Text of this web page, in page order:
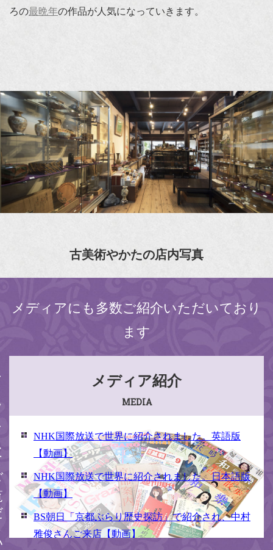
ろの最晩年の作品が人気になっていきます。
古美術やかたの店内写真
メディアにも多数ご紹介いただいており
ます
い メディア紹介
MEDIA
NHK国際放送で世界に紹介されました。英語版
【動画】
NHK国際放送で世界に紹介されました。日本語版
【動画】
BS朝日「京都ぶらり歴史探訪」で紹介され、中村
雅俊さんご来店【動画】